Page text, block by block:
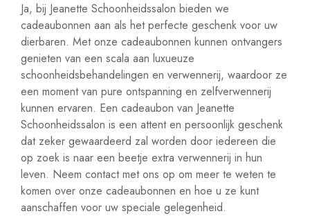
Ja, bij Jeanette Schoonheidssalon bieden we
cadeaubonnen aan als het perfecte geschenk voor uw
dierbaren. Met onze cadeaubonnen kunnen ontvangers
genieten van een scala aan luxueuze
schoonheidsbehandelingen en verwennerij, waardoor ze
een moment van pure ontspanning en zelfverwennerij
kunnen ervaren. Een cadeaubon van Jeanette
Schoonheidssalon is een attent en persoonlijk geschenk
dat zeker gewaardeerd zal worden door iedereen die
op zoek is naar een beetje extra verwennerij in hun
leven. Neem contact met ons op om meer te weten te
komen over onze cadeaubonnen en hoe u ze kunt
aanschaffen voor uw speciale gelegenheid.